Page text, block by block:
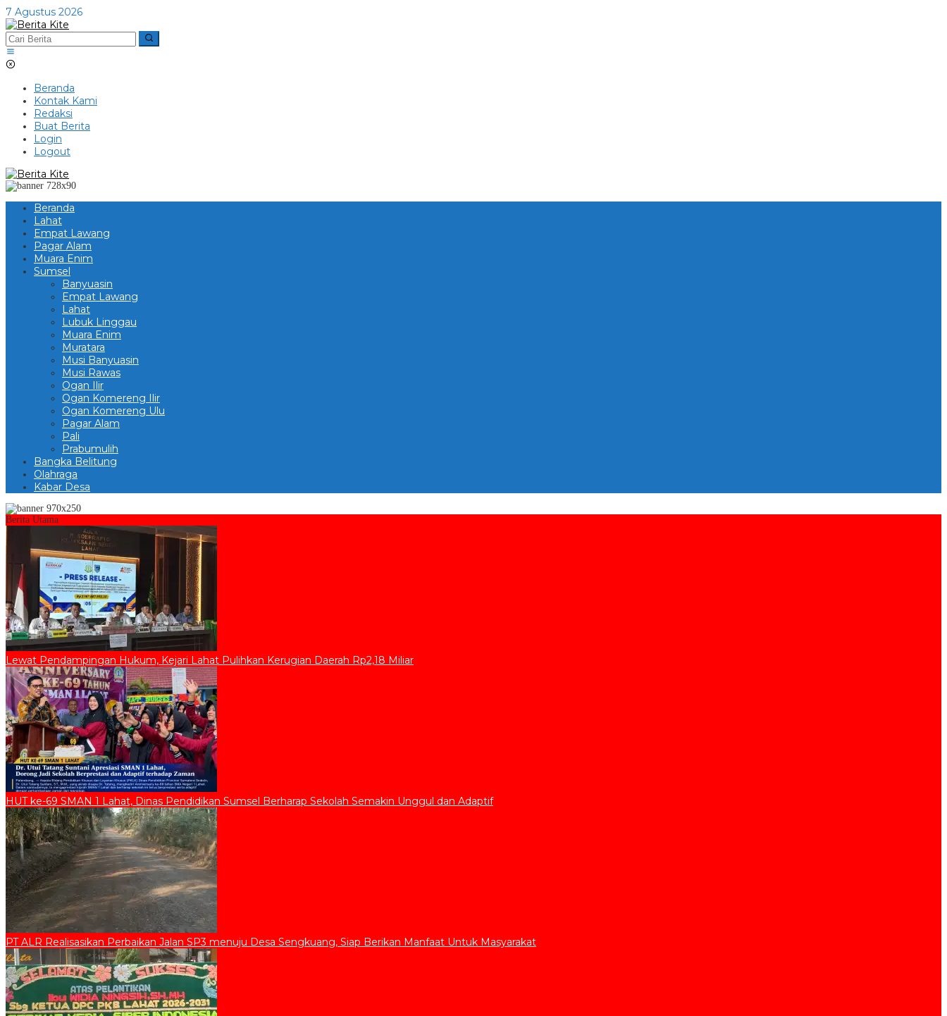
Lewati
ke
konten
7 Agustus 2026
Beranda
Kontak Kami
Redaksi
Buat Berita
Login
Logout
Beranda
Lahat
Empat Lawang
Pagar Alam
Muara Enim
Sumsel
Banyuasin
Empat Lawang
Lahat
Lubuk Linggau
Muara Enim
Muratara
Musi Banyuasin
Musi Rawas
Ogan Ilir
Ogan Komereng Ilir
Ogan Komereng Ulu
Pagar Alam
Pali
Prabumulih
Bangka Belitung
Olahraga
Kabar Desa
Berita Utama
Lewat Pendampingan Hukum, Kejari Lahat Pulihkan Kerugian Daerah Rp2,18 Miliar
HUT ke-69 SMAN 1 Lahat, Dinas Pendidikan Sumsel Berharap Sekolah Semakin Unggul dan Adaptif
PT ALR Realisasikan Perbaikan Jalan SP3 menuju Desa Sengkuang, Siap Berikan Manfaat Untuk Masyarakat